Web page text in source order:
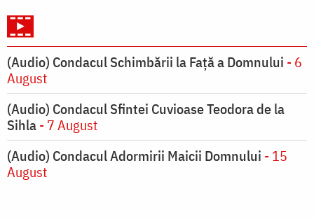
(Audio) Condacul Schimbării la Față a Domnului - 6
August
(Audio) Condacul Sfintei Cuvioase Teodora de la
Sihla- 7 August
(Audio) Condacul Adormirii Maicii Domnului - 15
August